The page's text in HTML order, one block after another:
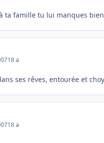
ta famille tu lui manques
18 a
ses rêves, entourée et
18 a